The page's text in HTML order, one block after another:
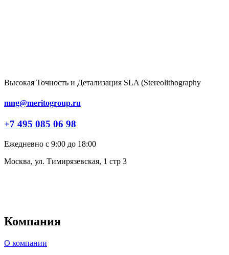
Высокая Точность и Детализация SLA (Stereolithography
mng@meritogroup.ru
+7 495 085 06 98
Ежедневно с 9:00 до 18:00
Москва, ул. Тимирязевская, 1 стр 3
Компания
О компании